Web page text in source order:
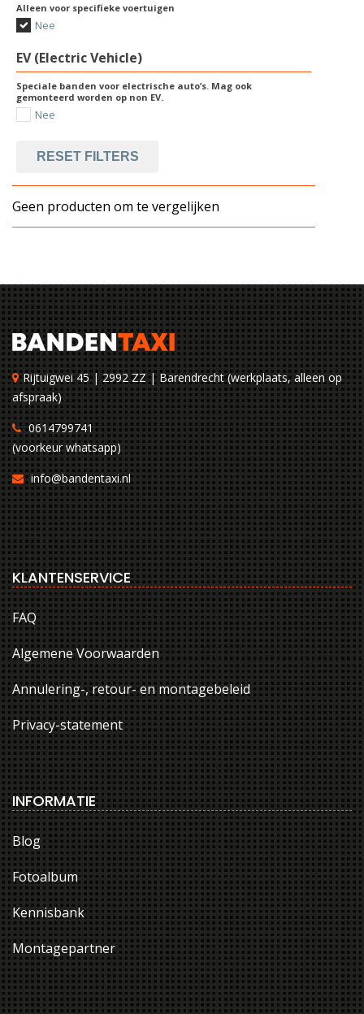
Alleen voor specifieke voertuigen
Nee
EV (Electric Vehicle)
Speciale banden voor electrische auto’s. Mag ook
gemonteerd worden op non EV.
Nee
RESET FILTERS
Geen producten om te vergelijken
Rijtuigwei 45 | 2992 ZZ | Barendrecht (werkplaats, alleen op
afspraak)
0614799741
(voorkeur whatsapp)
info@bandentaxi.nl
KLANTENSERVICE
FAQ
Algemene Voorwaarden
Annulering-, retour- en montagebeleid
Privacy-statement
INFORMATIE
Blog
Fotoalbum
Kennisbank
Montagepartner